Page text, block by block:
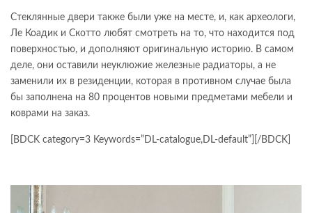
Стеклянные двери также были уже на месте, и, как археологи,
Ле Коадик и Скотто любят смотреть на то, что находится под
поверхностью, и дополняют оригинальную историю. В самом
деле, они оставили неуклюжие железные радиаторы, а не
заменили их в резиденции, которая в противном случае была
бы заполнена на 80 процентов новыми предметами мебели и
коврами на заказ.
[BDCK category=3 Keywords=”DL-catalogue,DL-default”][/BDCK]